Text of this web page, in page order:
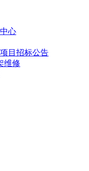
心
目招标公告
维修